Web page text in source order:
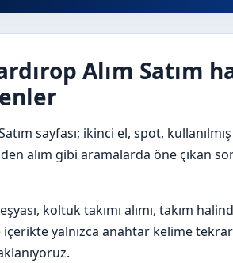
Alım Satım
sayfası; ikinci el, spot,
alım gibi aramalarda öne çıkan
koltuk takımı alımı, takım
yalnızca anahtar kelime